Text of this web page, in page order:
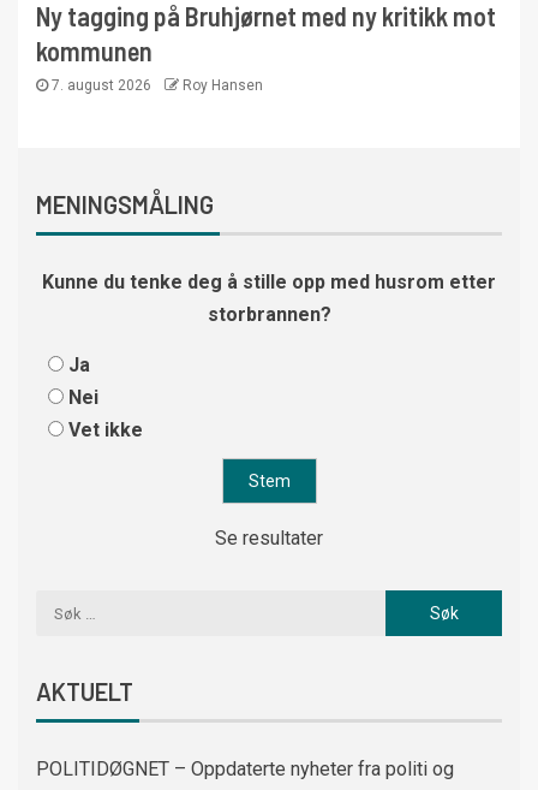
Ny tagging på Bruhjørnet med ny kritikk mot
kommunen
7. august 2026 Roy Hansen
MENINGSMÅLING
Kunne du tenke deg å stille opp med husrom etter
storbrannen?
Ja
Nei
Vet ikke
Se resultater
AKTUELT
POLITIDØGNET – Oppdaterte nyheter fra politi og